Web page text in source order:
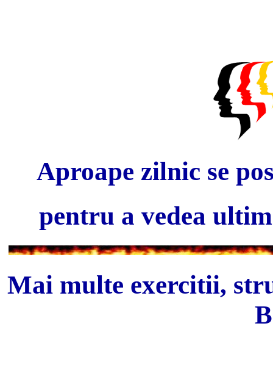
Aproape zilnic se
pentru a vedea
Mai multe exercitii,